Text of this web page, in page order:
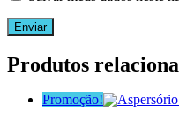
Produtos
Promoção!